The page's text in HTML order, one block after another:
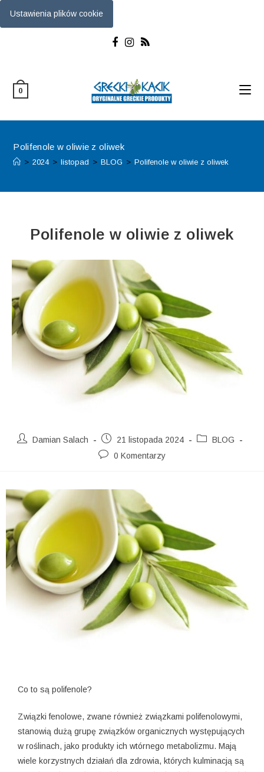
Ustawienia plików cookie
0
Polifenole w oliwie z oliwek
> 2024 > listopad > BLOG > Polifenole w oliwie z oliwek
Polifenole w oliwie z oliwek
Damian Salach 21 listopada 2024
BLOG
0 Komentarzy
Co to są polifenole?
Związki fenolowe, zwane również związkami polifenolowymi,
stanowią dużą grupę związków organicznych występujących
w roślinach, jako produkty ich wtórnego metabolizmu. Mają
wiele korzystnych działań dla zdrowia, których kulminacją są